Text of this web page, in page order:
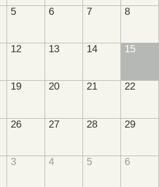
5 6 7 8
12 13 14 15
19 20 21 22
26 27 28 29
3 4 5 6